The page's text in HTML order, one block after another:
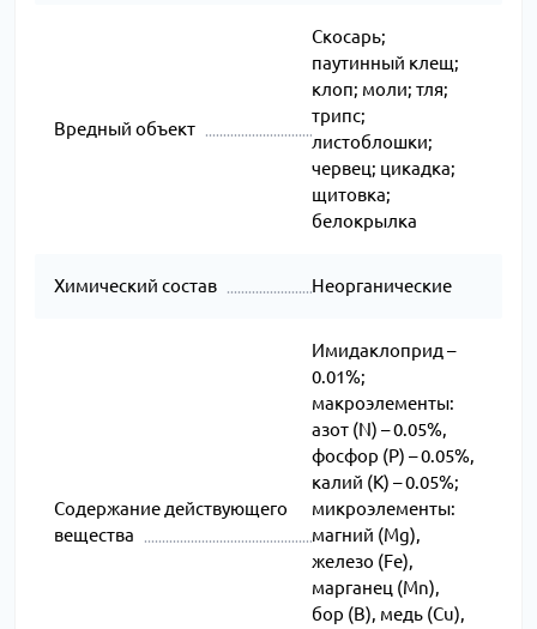
Вредный объект
Скосарь;
паутинный клещ;
клоп; моли; тля;
трипс;
листоблошки;
червец; цикадка;
щитовка;
белокрылка
Химический состав Неорганические
Содержание действующего
вещества
Имидаклоприд –
0.01%;
макроэлементы:
азот (N) – 0.05%,
фосфор (P) – 0.05%,
калий (K) – 0.05%;
микроэлементы:
магний (Mg),
железо (Fe),
марганец (Mn),
бор (B), медь (Cu),